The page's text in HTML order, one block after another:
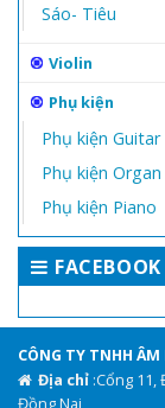
Sáo- Tiêu
Violin
Phụ kiện
Phụ kiện Guitar
Phụ kiện Organ
Phụ kiện Piano
FACEBOOK
CÔNG TY TNHH
Địa chỉ :Cổng 11,
Đồng Nai